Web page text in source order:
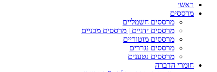
ראשי
מרססים
מרססים חשמליים
מרססים ידניים | מרססים מכניים
מרססים מוטוריים
מרססים נגררים
מרססים נטענים
חומרי הדברה